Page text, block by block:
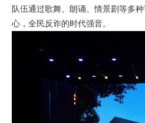
队伍通过歌舞、朗诵、情景剧等多
心，全民反诈的时代强音。